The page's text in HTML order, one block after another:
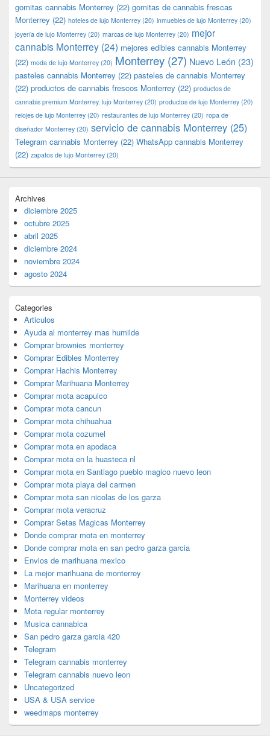
gomitas cannabis Monterrey (22) gomitas de cannabis frescas
Monterrey (22) hoteles de lujo Monterrey (20) inmuebles de lujo Monterrey (20)
joyería de lujo Monterrey (20) marcas de lujo Monterrey (20) mejor
cannabis Monterrey (24) mejores edibles cannabis Monterrey
(22) moda de lujo Monterrey (20) Monterrey (27) Nuevo León (23)
pasteles cannabis Monterrey (22) pasteles de cannabis Monterrey
(22) productos de cannabis frescos Monterrey (22) productos de
cannabis premium Monterrey. lujo Monterrey (20) productos de lujo Monterrey (20)
relojes de lujo Monterrey (20) restaurantes de lujo Monterrey (20) ropa de
diseñador Monterrey (20) servicio de cannabis Monterrey (25)
Telegram cannabis Monterrey (22) WhatsApp cannabis Monterrey
(22) zapatos de lujo Monterrey (20)
Archives
diciembre 2025
octubre 2025
abril 2025
diciembre 2024
noviembre 2024
agosto 2024
Categories
Articulos
Ayuda al monterrey mas humilde
Comprar brownies monterrey
Comprar Edibles Monterrey
Comprar Hachis Monterrey
Comprar Marihuana Monterrey
Comprar mota acapulco
Comprar mota cancun
Comprar mota chihuahua
Comprar mota cozumel
Comprar mota en apodaca
Comprar mota en la huasteca nl
Comprar mota en Santiago pueblo magico nuevo leon
Comprar mota playa del carmen
Comprar mota san nicolas de los garza
Comprar mota veracruz
Comprar Setas Magicas Monterrey
Donde comprar mota en monterrey
Donde comprar mota en san pedro garza garcia
Envios de marihuana mexico
La mejor marihuana de monterrey
Marihuana en monterrey
Monterrey videos
Mota regular monterrey
Musica cannabica
San pedro garza garcia 420
Telegram
Telegram cannabis monterrey
Telegram cannabis nuevo leon
Uncategorized
USA & USA service
weedmaps monterrey